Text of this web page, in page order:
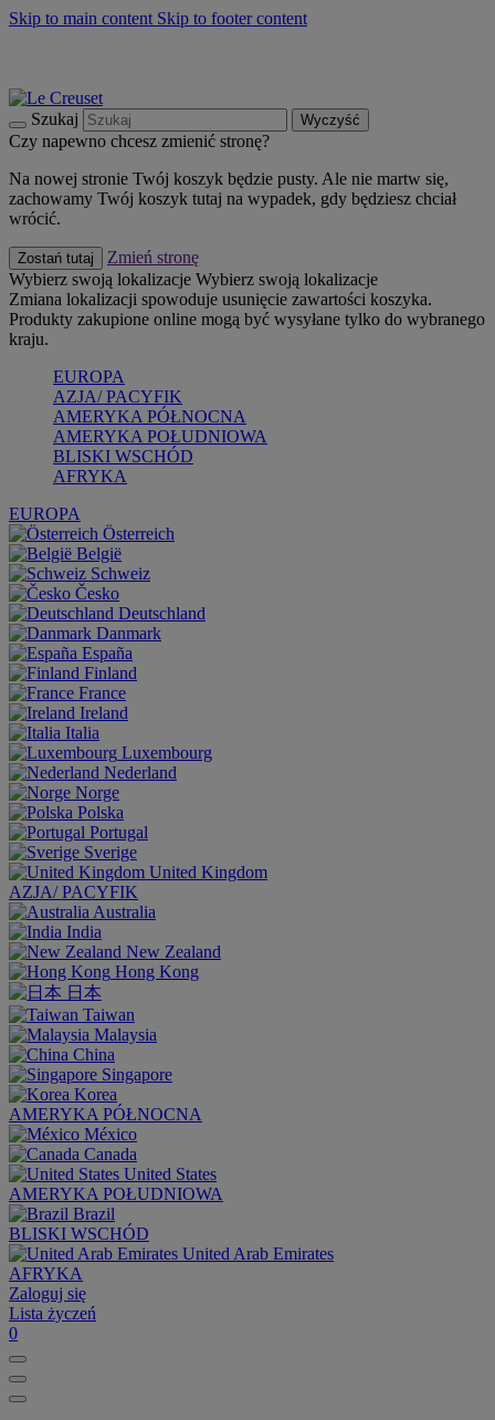
Skip to main content Skip to footer content
Szukaj Wyczyść
Czy napewno chcesz zmienić stronę?
Na nowej stronie Twój koszyk będzie pusty. Ale nie martw się,
zachowamy Twój koszyk tutaj na wypadek, gdy będziesz chciał
wrócić.
Zostań tutaj
Zmień stronę
Wybierz swoją lokalizacje Wybierz swoją lokalizacje
Zmiana lokalizacji spowoduje usunięcie zawartości koszyka.
Produkty zakupione online mogą być wysyłane tylko do wybranego
kraju.
EUROPA
AZJA/ PACYFIK
AMERYKA PÓŁNOCNA
AMERYKA POŁUDNIOWA
BLISKI WSCHÓD
AFRYKA
EUROPA
Österreich
België
Schweiz
Česko
Deutschland
Danmark
España
Finland
France
Ireland
Italia
Luxembourg
Nederland
Norge
Polska
Portugal
Sverige
United Kingdom
AZJA/ PACYFIK
Australia
India
New Zealand
Hong Kong
日本
Taiwan
Malaysia
China
Singapore
Korea
AMERYKA PÓŁNOCNA
México
Canada
United States
AMERYKA POŁUDNIOWA
Brazil
BLISKI WSCHÓD
United Arab Emirates
AFRYKA
Zaloguj się
Lista życzeń
0